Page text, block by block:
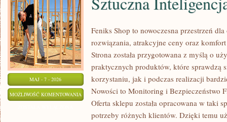
MAJ - 7 - 2026
MOŻLIWOŚĆ KOMENTOWANIA SZTUCZNA
INTELIGENCJA
Feniks Shop to nowoczesna przestrzeń
rozwiązania, atrakcyjne ceny oraz
Strona została przygotowana z myślą o
praktycznych produktów, które sprawdzą
korzystaniu, jak i podczas realizacji
Nowości to Monitoring i Bezpieczeństwo
Oferta sklepu została opracowana w taki
potrzeby różnych klientów. Dzięki temu